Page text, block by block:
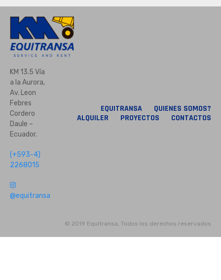
KM 13.5 Vía
a la Aurora,
Av. Leon
Febres
Cordero
Daule –
Ecuador.
(+593-4)
2268015
@equitransa
EQUITRANSA
QUIENES SOMOS?
ALQUILER
PROYECTOS CONTACTOS
© 2019 Equitransa, Todos los derechos reservados